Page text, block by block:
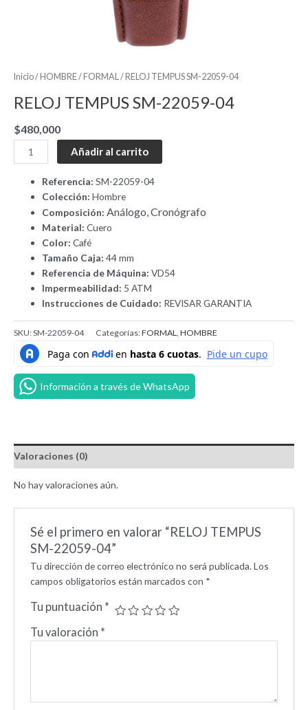
Inicio/ HOMBRE/ FORMAL / RELOJ TEMPUS SM-22059-04
RELOJ TEMPUS SM-22059-04
$480,000
Añadir al carrito
Referencia: SM-22059-04
Colección: Hombre
Composición: Análogo, Cronógrafo
Material: Cuero
Color: Café
Tamaño Caja:44 mm
Referencia de Máquina:VD54
Impermeabilidad: 5 ATM
Instrucciones de Cuidado: REVISAR GARANTIA
SKU:SM-22059-04 Categorías:FORMAL, HOMBRE
Información a través de WhatsApp
Valoraciones (0)
No hay valoraciones aún.
Sé el primero en valorar “RELOJ TEMPUS
SM-22059-04”
Tu dirección de correo electrónico no será publicada. Los
campos obligatorios están marcados con *
Tu puntuación *
Tu valoración *